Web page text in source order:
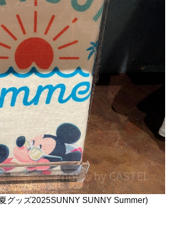
グッズ2025SUNNY SUNNY Summer)